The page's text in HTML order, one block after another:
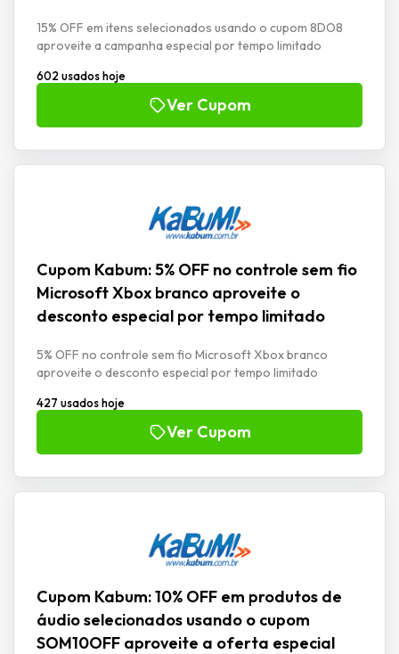
15% OFF em itens selecionados usando o cupom 8DO8
aproveite a campanha especial por tempo limitado
602 usados hoje
Ver Cupom
Cupom Kabum: 5% OFF no controle sem fio
Microsoft Xbox branco aproveite o
desconto especial por tempo limitado
5% OFF no controle sem fio Microsoft Xbox branco
aproveite o desconto especial por tempo limitado
427 usados hoje
Ver Cupom
Cupom Kabum: 10% OFF em produtos de
áudio selecionados usando o cupom
SOM10OFF aproveite a oferta especial